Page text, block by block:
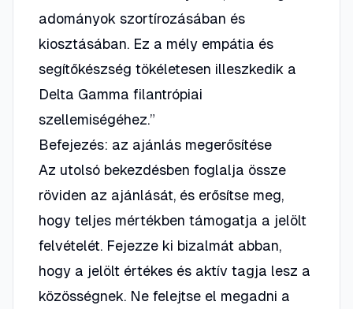
adományok szortírozásában és
kiosztásában. Ez a mély empátia és
segítőkészség tökéletesen illeszkedik a
Delta Gamma filantrópiai
szellemiségéhez.”
Befejezés: az ajánlás megerősítése
Az utolsó bekezdésben foglalja össze
röviden az ajánlását, és erősítse meg,
hogy teljes mértékben támogatja a jelölt
felvételét. Fejezze ki bizalmát abban,
hogy a jelölt értékes és aktív tagja lesz a
közösségnek. Ne felejtse el megadni a